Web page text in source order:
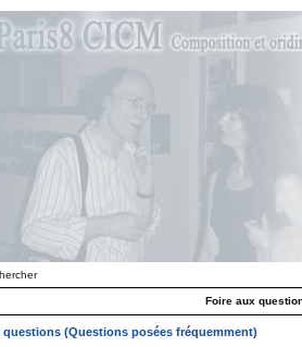
Foire aux
questions (Questions posées fréquemment)